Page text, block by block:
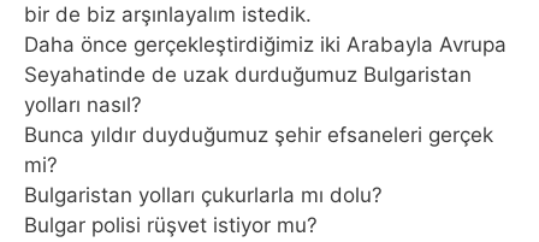
bir de biz arşınlayalım istedik.
Daha önce gerçekleştirdiğimiz iki Arabayla Avrupa
Seyahatinde de uzak durduğumuz Bulgaristan
yolları nasıl?
Bunca yıldır duyduğumuz şehir efsaneleri gerçek
mi?
Bulgaristan yolları çukurlarla mı dolu?
Bulgar polisi rüşvet istiyor mu?